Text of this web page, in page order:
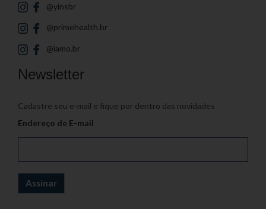
@yinsbr
@primehealth.br
@iamo.br
Newsletter
Cadastre seu e-mail e fique por dentro das novidades
Endereço de E-mail